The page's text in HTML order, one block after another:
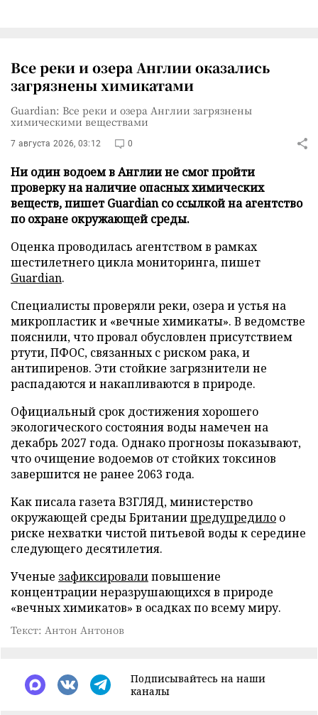
Все реки и озера Англии оказались
загрязнены химикатами
Guardian: Все реки и озера Англии загрязнены
химическими веществами
7 августа 2026, 03:12 0
Ни один водоем в Англии не смог пройти
проверку на наличие опасных химических
веществ, пишет Guardian со ссылкой на агентство
по охране окружающей среды.
Оценка проводилась агентством в рамках
шестилетнего цикла мониторинга, пишет
Guardian.
Специалисты проверяли реки, озера и устья на
микропластик и «вечные химикаты». В ведомстве
пояснили, что провал обусловлен присутствием
ртути, ПФОС, связанных с риском рака, и
антипиренов. Эти стойкие загрязнители не
распадаются и накапливаются в природе.
Официальный срок достижения хорошего
экологического состояния воды намечен на
декабрь 2027 года. Однако прогнозы показывают,
что очищение водоемов от стойких токсинов
завершится не ранее 2063 года.
Как писала газета ВЗГЛЯД, министерство
окружающей среды Британиипредупредило о
риске нехватки чистой питьевой воды к середине
следующего десятилетия.
Ученые зафиксировалиповышение
концентрации неразрушающихся в природе
«вечных химикатов» в осадках по всему миру.
Текст: Антон Антонов
Подписывайтесь на наши
каналы